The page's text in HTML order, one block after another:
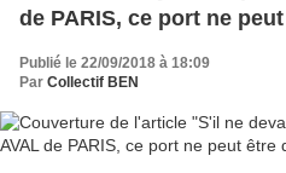
de PARIS, ce port ne
Publié le 22/09/2018 à 18:09
Par Collectif BEN